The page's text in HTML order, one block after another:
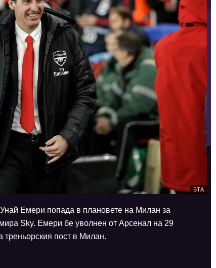
БТА
Емери попада в плановете на Милан за
Sky. Емери бе уволнен от Арсенал на 29
треньорския пост в Милан.